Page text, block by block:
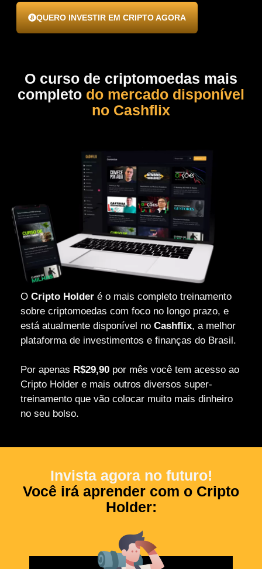
QUERO INVESTIR EM CRIPTO AGORA
O curso de criptomoedas mais
completo do mercado disponível
no Cashflix​
O Cripto Holder é o mais completo treinamento
sobre criptomoedas com foco no longo prazo, e
está atualmente disponível no Cashflix, a melhor
plataforma de investimentos e finanças do Brasil.
Por apenas R$29,90 por mês você tem acesso ao
Cripto Holder e mais outros diversos super-
treinamento que vão colocar muito mais dinheiro
no seu bolso.
Invista agora no futuro!
Você irá aprender com o Cripto
Holder: